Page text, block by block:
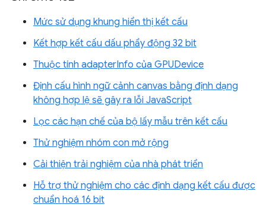
Mức sử dụng khung hiển thị kết cấu
Kết hợp kết cấu dấu phẩy động 32 bit
Thuộc tính adapterInfo của GPUDevice
Định cấu hình ngữ cảnh canvas bằng định dạng
không hợp lệ sẽ gây ra lỗi JavaScript
Lọc các hạn chế của bộ lấy mẫu trên kết cấu
Thử nghiệm nhóm con mở rộng
Cải thiện trải nghiệm của nhà phát triển
Hỗ trợ thử nghiệm cho các định dạng kết cấu được
chuẩn hoá 16 bit